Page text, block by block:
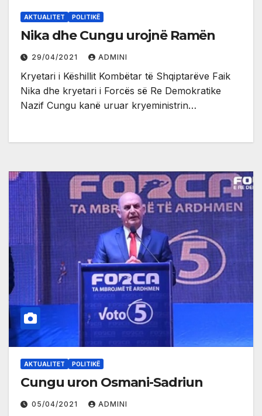
AKTUALITET POLITIKË
Nika dhe Cungu urojnë Ramën
29/04/2021 ADMINI
Kryetari i Këshillit Kombëtar të Shqiptarëve Faik
Nika dhe kryetari i Forcës së Re Demokratike
Nazif Cungu kanë uruar kryeministrin…
AKTUALITET POLITIKË
Cungu uron Osmani-Sadriun
05/04/2021 ADMINI